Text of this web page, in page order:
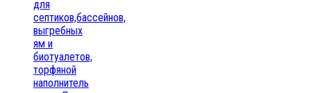
для
септиков,бассейнов,
выгребных
ям и
биотуалетов,
торфяной
наполнитель